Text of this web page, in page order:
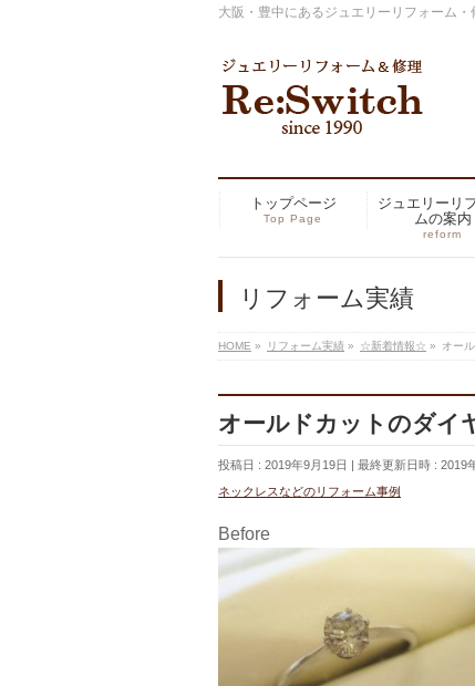
大阪・豊中にあるジュエリーリフォーム・
トップページ
Top Page
ジュエリーリ
ムの案内
reform
リフォーム実績
HOME » リフォーム実績 » ☆新着情報☆ » オー
オールドカットのダイ
投稿日 : 2019年9月19日 最終更新日時 : 2019
ネックレスなどのリフォーム事例
Before